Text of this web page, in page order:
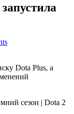
Dota Plus, а